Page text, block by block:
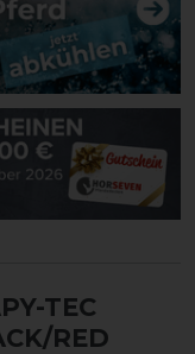
TEC
RED